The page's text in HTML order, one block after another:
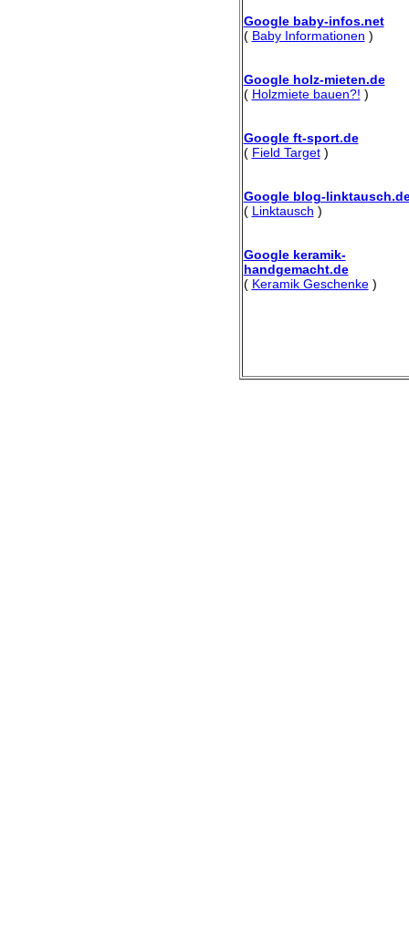
Google baby-infos.net
( Baby Informationen )
Google holz-mieten.de
( Holzmiete bauen?! )
Google ft-sport.de
( Field Target)
Google blog-
( Linktausch )
Google keramik-
handgemacht.de
( Keramik Geschenke)